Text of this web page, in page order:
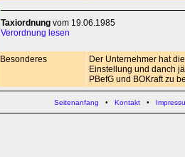
Taxiordnung vom 19.06.1985
Verordnung lesen
Besonderes
Der Unternehmer hat
Einstellung und danch
PBefG und BOKraft zu
Seitenanfang • Kontakt•